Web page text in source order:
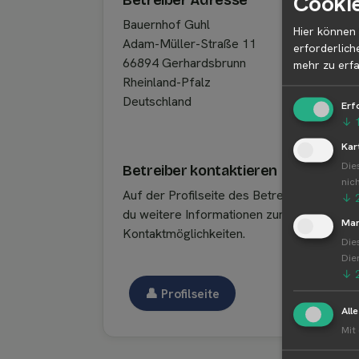
Bauernhof Guhl
Adam-Müller-Straße 11
66894 Gerhardsbrunn
Rheinland-Pfalz
Deutschland
Betreiber kontaktieren
Auf der Profilseite des Betreibers findest
du weitere Informationen zum Betreiber
Kontaktmöglichkeiten.
👤︎ Profilseite
Hier können
mehr zu
↓ 1
↓
↓
Mit